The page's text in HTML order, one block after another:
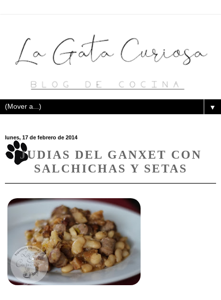
▼
lunes, 17 de febrero de 2014
JUDIAS DEL GANXET CON
SALCHICHAS Y SETAS